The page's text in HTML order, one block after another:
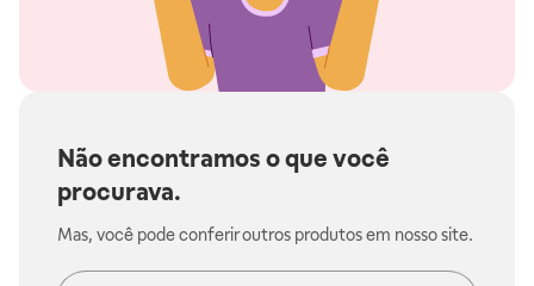
Não encontramos o que você
procurava.
Mas, você pode conferir outros produtos em nosso site.